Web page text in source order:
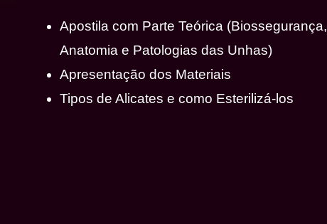
Apostila com Parte Teórica (Biossegurança,
Anatomia e Patologias das Unhas)
Apresentação dos Materiais
Tipos de Alicates e como Esterilizá-los